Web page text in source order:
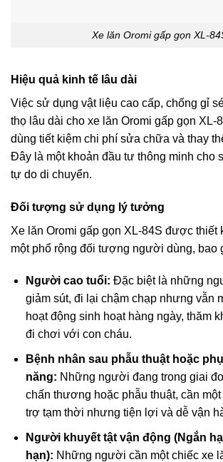
Xe lăn Oromi gấp gọn XL-
Hiệu quả kinh tế lâu dài
Việc sử dụng vật liệu cao cấp, chống gỉ
thọ lâu dài cho xe lăn Oromi gấp gọn XL-
dùng tiết kiệm chi phí sửa chữa và thay
Đây là một khoản đầu tư thông minh cho
tự do di chuyển.
Đối tượng sử dụng lý tưởng
Xe lăn Oromi gấp gọn XL-84S được thiết
một phổ rộng đối tượng người dùng, bao
Người cao tuổi: Đặc biệt là những
giảm sút, đi lại chậm chạp nhưng vẫn
hoạt động sinh hoạt hàng ngày, thăm
đi chơi với con cháu.
Bệnh nhân sau phẫu thuật hoặc
năng: Những người đang trong giai
chấn thương hoặc phẫu thuật, cần
trợ tạm thời nhưng tiện lợi và dễ vận
Người khuyết tật vận động (Ngắn
hạn): Những người cần một chiếc xe